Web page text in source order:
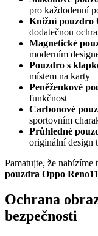
pro každodenní
Knižní pouzdro
dodatečnou
Magnetické
moderním
Pouzdro s
místem na karty
Peněženkové
funkčnost
Carbonové
sportovním
Průhledné
originální design
Pamatujte, že nabízíme
pouzdra Oppo
Ochrana
bezpečnosti